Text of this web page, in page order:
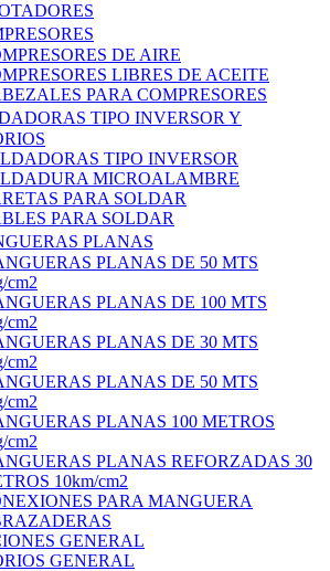
DE AIRE
LIBRES DE ACEITE
PARA COMPRESORES
TIPO INVERSOR Y
TIPO INVERSOR
MICROALAMBRE
PARA SOLDAR
PARA SOLDAR
PLANAS
PLANAS DE 50 MTS
cm2
PLANAS DE 100 MTS
cm2
PLANAS DE 30 MTS
cm2
PLANAS DE 50 MTS
cm2
PLANAS 100 METROS
cm2
PLANAS REFORZADAS 30
10km/cm2
PARA MANGUERA
GENERAL
GENERAL